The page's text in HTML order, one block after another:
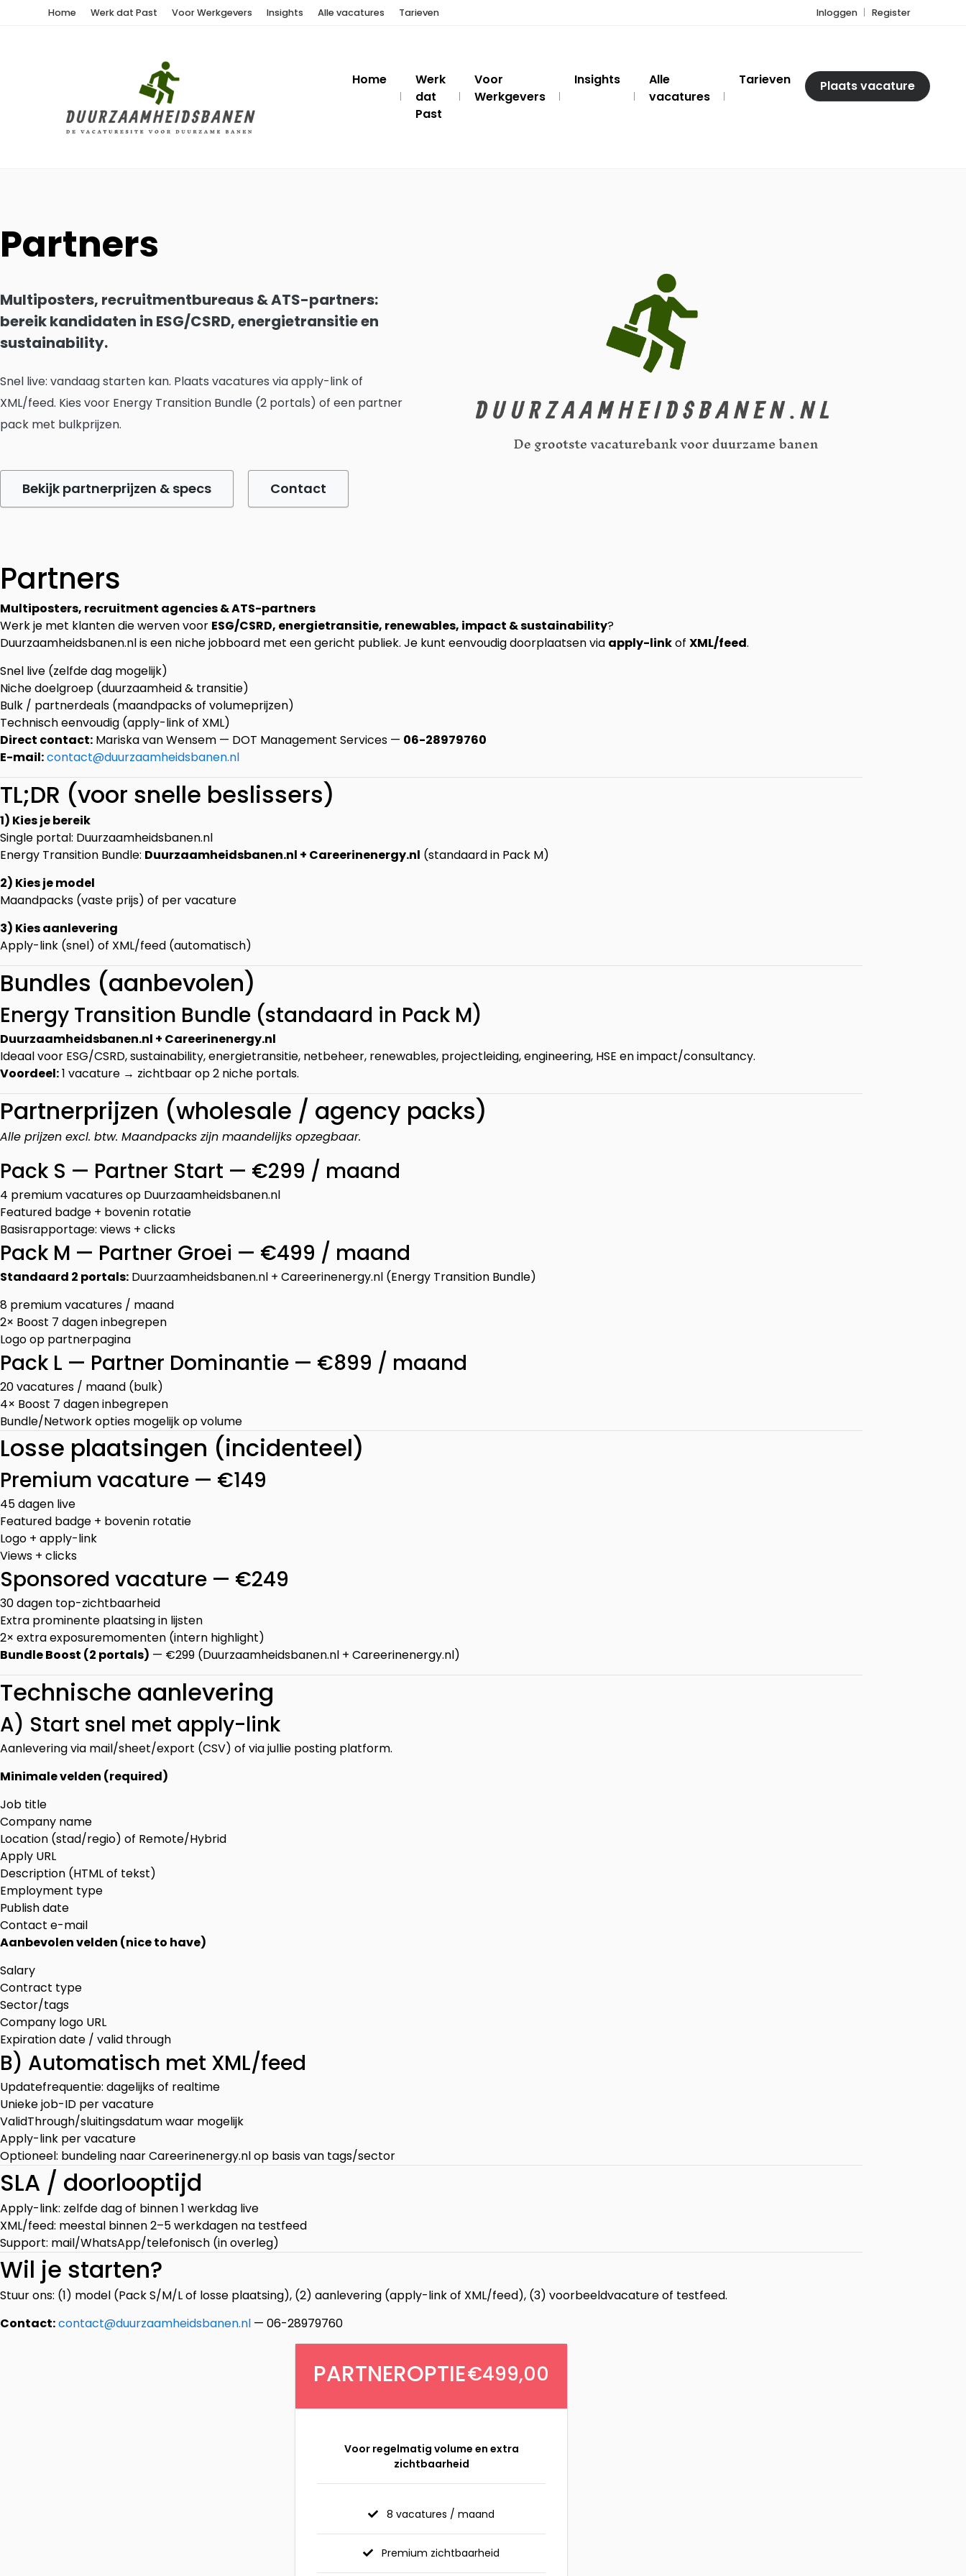
Home Werk dat Past Voor Werkgevers Insights Alle vacatures Tarieven Inloggen Register
Home
Werk
dat
Past
Voor
Werkgevers
Insights
Alle
vacatures
Tarieven Plaats vacature
Partners
Multiposters, recruitmentbureaus & ATS-partners:
bereik kandidaten in ESG/CSRD, energietransitie en
sustainability.
Snel live: vandaag starten kan. Plaats vacatures via apply-link of
XML/feed. Kies voor Energy Transition Bundle (2 portals) of een partner
pack met bulkprijzen.
Bekijk partnerprijzen & specs Contact
Partners
Multiposters, recruitment agencies & ATS-partners
Werk je met klanten die werven voor ESG/CSRD, energietransitie, renewables, impact & sustainability?
Duurzaamheidsbanen.nl is een niche jobboard met een gericht publiek. Je kunt eenvoudig doorplaatsen via apply-linkof XML/feed.
Snel live (zelfde dag mogelijk)
Niche doelgroep (duurzaamheid & transitie)
Bulk / partnerdeals (maandpacks of volumeprijzen)
Technisch eenvoudig (apply-link of XML)
Direct contact: Mariska van Wensem — DOT Management Services — 06-28979760
E-mail:contact@duurzaamheidsbanen.nl
TL;DR (voor snelle beslissers)
1) Kies je bereik
Single portal: Duurzaamheidsbanen.nl
Energy Transition Bundle: Duurzaamheidsbanen.nl + Careerinenergy.nl (standaard in Pack M)
2) Kies je model
Maandpacks (vaste prijs) of per vacature
3) Kies aanlevering
Apply-link (snel) of XML/feed (automatisch)
Bundles (aanbevolen)
Energy Transition Bundle (standaard in Pack M)
Duurzaamheidsbanen.nl + Careerinenergy.nl
Ideaal voor ESG/CSRD, sustainability, energietransitie, netbeheer, renewables, projectleiding, engineering, HSE en impact/consultancy.
Voordeel:1 vacature → zichtbaar op 2 niche portals.
Partnerprijzen (wholesale / agency packs)
Alle prijzen excl. btw. Maandpacks zijn maandelijks opzegbaar.
Pack S — Partner Start — €299 / maand
4 premium vacatures op Duurzaamheidsbanen.nl
Featured badge + bovenin rotatie
Basisrapportage: views + clicks
Pack M — Partner Groei — €499 / maand
Standaard 2 portals: Duurzaamheidsbanen.nl + Careerinenergy.nl (Energy Transition Bundle)
8 premium vacatures / maand
2× Boost 7 dagen inbegrepen
Logo op partnerpagina
Pack L — Partner Dominantie — €899 / maand
20 vacatures / maand (bulk)
4× Boost 7 dagen inbegrepen
Bundle/Network opties mogelijk op volume
Losse plaatsingen (incidenteel)
Premium vacature — €149
45 dagen live
Featured badge + bovenin rotatie
Logo + apply-link
Views + clicks
Sponsored vacature — €249
30 dagen top-zichtbaarheid
Extra prominente plaatsing in lijsten
2× extra exposuremomenten (intern highlight)
Bundle Boost (2 portals) — €299 (Duurzaamheidsbanen.nl + Careerinenergy.nl)
Technische aanlevering
A) Start snel met apply-link
Aanlevering via mail/sheet/export (CSV) of via jullie posting platform.
Minimale velden (required)
Job title
Company name
Location (stad/regio) of Remote/Hybrid
Apply URL
Description (HTML of tekst)
Employment type
Publish date
Contact e-mail
Aanbevolen velden (nice to have)
Salary
Contract type
Sector/tags
Company logo URL
Expiration date / valid through
B) Automatisch met XML/feed
Updatefrequentie: dagelijks of realtime
Unieke job-ID per vacature
ValidThrough/sluitingsdatum waar mogelijk
Apply-link per vacature
Optioneel: bundeling naar Careerinenergy.nl op basis van tags/sector
SLA / doorlooptijd
Apply-link: zelfde dag of binnen 1 werkdag live
XML/feed: meestal binnen 2–5 werkdagen na testfeed
Support: mail/WhatsApp/telefonisch (in overleg)
Wil je starten?
Stuur ons: (1) model (Pack S/M/L of losse plaatsing), (2) aanlevering (apply-link of XML/feed), (3) voorbeeldvacature of testfeed.
Contact:contact@duurzaamheidsbanen.nl — 06-28979760
PARTNEROPTIE€499,00
Voor regelmatig volume en extra
zichtbaarheid
8 vacatures / maand
Premium zichtbaarheid